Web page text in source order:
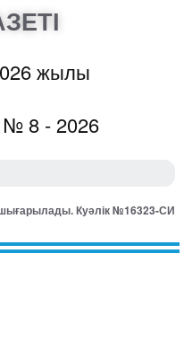
жылы
№ 8 - 2026
Куәлік №16323-СИ